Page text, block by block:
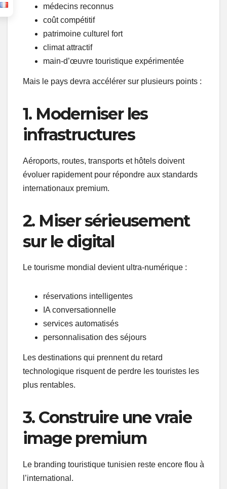
médecins reconnus
coût compétitif
patrimoine culturel fort
climat attractif
main-d’œuvre touristique expérimentée
Mais le pays devra accélérer sur plusieurs points :
1. Moderniser les
infrastructures
Aéroports, routes, transports et hôtels doivent
évoluer rapidement pour répondre aux standards
internationaux premium.
2. Miser sérieusement
sur le digital
Le tourisme mondial devient ultra-numérique :
réservations intelligentes
IA conversationnelle
services automatisés
personnalisation des séjours
Les destinations qui prennent du retard
technologique risquent de perdre les touristes les
plus rentables.
3. Construire une vraie
image premium
Le branding touristique tunisien reste encore flou à
l’international.